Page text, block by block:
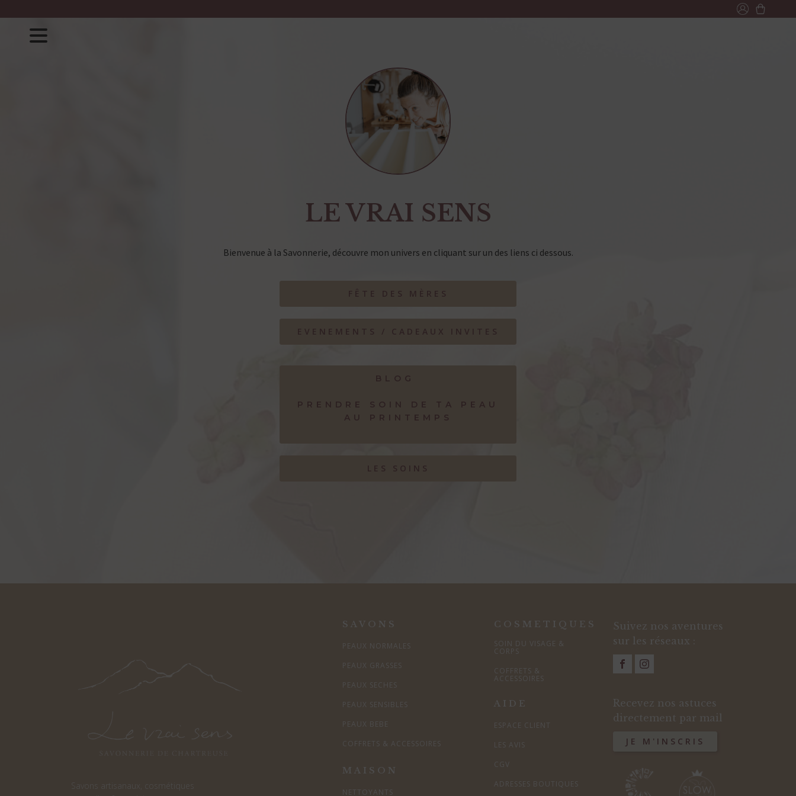
LE VRAI SENS
Bienvenue à la Savonnerie, découvre mon univers en cliquant sur un des liens ci dessous.
FÊTE DES MÈRES
EVENEMENTS / CADEAUX INVITES
BLOG
PRENDRE SOIN DE TA PEAU
AU PRINTEMPS
LES SOINS
Savons artisanaux, cosmétiques
SAVONS
PEAUX NORMALES
PEAUX GRASSES
PEAUX SECHES
PEAUX SENSIBLES
PEAUX BEBE
COFFRETS & ACCESSOIRES
MAISON
NETTOYANTS
COSMETIQUES
SOIN DU VISAGE &
CORPS
COFFRETS &
ACCESSOIRES
AIDE
ESPACE CLIENT
LES AVIS
CGV
ADRESSES BOUTIQUES
Suivez nos aventures
sur les réseaux :
Recevez nos astuces
directement par mail
JE M'INSCRIS